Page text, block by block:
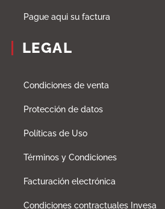
Pague aqui su factura
LEGAL
Condiciones de venta
Protección de datos
Políticas de Uso
Términos y Condiciones
Facturación electrónica
Condiciones contractuales Invesa